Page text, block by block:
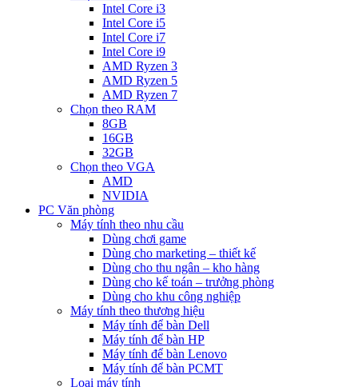
Intel Core i3
Intel Core i5
Intel Core i7
Intel Core i9
AMD Ryzen 3
AMD Ryzen 5
AMD Ryzen 7
Chọn theo RAM
8GB
16GB
32GB
Chọn theo VGA
AMD
NVIDIA
PC Văn phòng
Máy tính theo nhu cầu
Dùng chơi game
Dùng cho marketing – thiết kế
Dùng cho thu ngân – kho hàng
Dùng cho kế toán – trưởng phòng
Dùng cho khu công nghiệp
Máy tính theo thương hiệu
Máy tính để bàn Dell
Máy tính để bàn HP
Máy tính để bàn Lenovo
Máy tính để bàn PCMT
Loại máy tính